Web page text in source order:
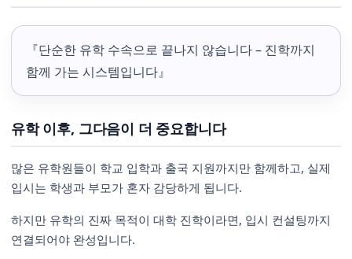
『단순한 유학 수속으로 끝나지 않습니다 – 진학까지
함께 가는 시스템입니다』
유학 이후, 그다음이 더 중요합니다
많은 유학원들이 학교 입학과 출국 지원까지만 함께하고, 실제
입시는 학생과 부모가 혼자 감당하게 됩니다.
하지만 유학의 진짜 목적이 대학 진학이라면, 입시 컨설팅까지
연결되어야 완성입니다.